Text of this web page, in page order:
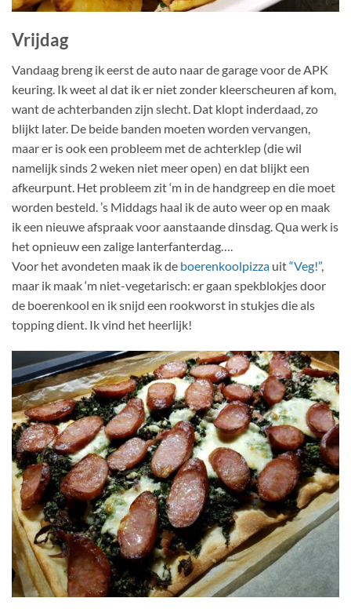
Vrijdag
Vandaag breng ik eerst de auto naar de garage voor de APK
keuring. Ik weet al dat ik er niet zonder kleerscheuren af kom,
want de achterbanden zijn slecht. Dat klopt inderdaad, zo
blijkt later. De beide banden moeten worden vervangen,
maar er is ook een probleem met de achterklep (die wil
namelijk sinds 2 weken niet meer open) en dat blijkt een
afkeurpunt. Het probleem zit ‘m in de handgreep en die moet
worden besteld. ’s Middags haal ik de auto weer op en maak
ik een nieuwe afspraak voor aanstaande dinsdag. Qua werk is
het opnieuw een zalige lanterfanterdag….
Voor het avondeten maak ik de boerenkoolpizza uit“Veg!”,
maar ik maak ‘m niet-vegetarisch: er gaan spekblokjes door
de boerenkool en ik snijd een rookworst in stukjes die als
topping dient. Ik vind het heerlijk!